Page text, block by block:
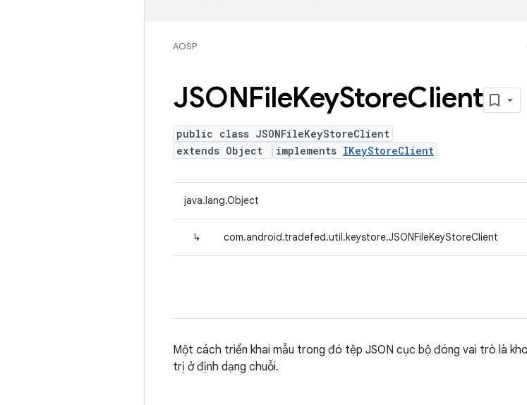
AOSP
JSONFileKeyStoreClient
public class JSONFileKeyStoreClient
extends Object
implements IKeyStoreClient
java.lang.Object
↳ com.android.tradefed.util.keystore.JSONFileKeyStoreClient
Một cách triển khai mẫu trong đó tệp JSON cục bộ đóng vai trò là
trị ở định dạng chuỗi.